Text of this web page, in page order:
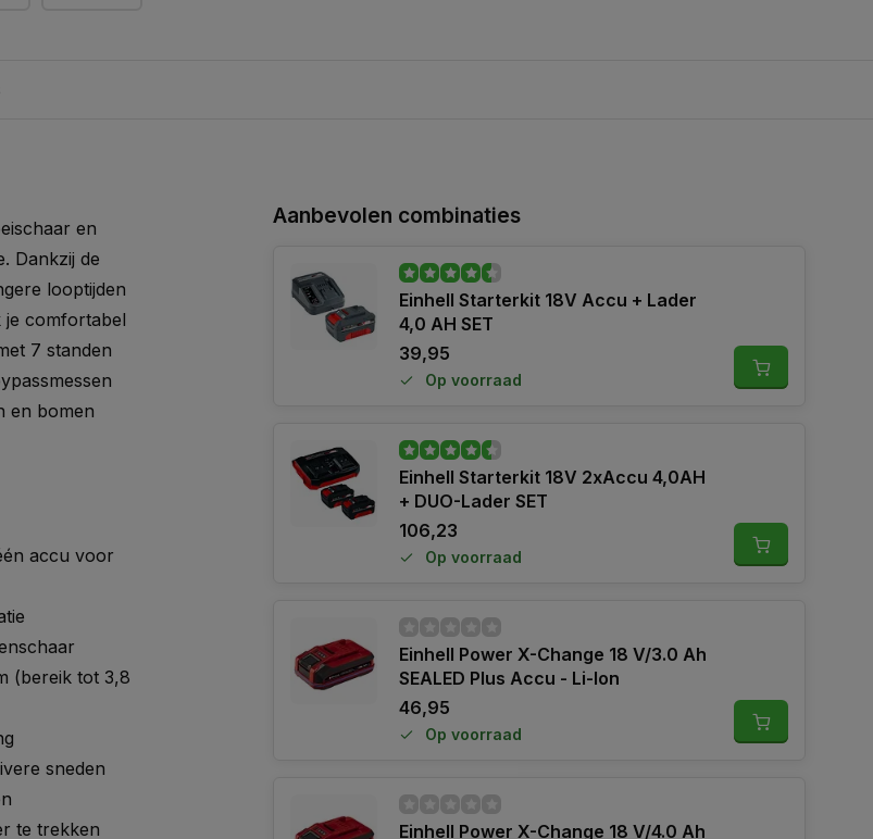
en
Dankzij de
looptijden
je comfortabel
7 standen
en bomen
accu voor
(bereik tot 3,8
sneden
te trekken
Aanbevolen combinaties
Einhell Starterkit 18V Accu + Lader
4,0 AH SET
39,95
Op voorraad
Einhell Starterkit 18V 2xAccu 4,0AH
+ DUO-Lader SET
106,23
Op voorraad
Einhell Power X-Change 18 V/3.0 Ah
SEALED Plus Accu - Li-Ion
46,95
Op voorraad
Einhell Power X-Change 18 V/4.0 Ah